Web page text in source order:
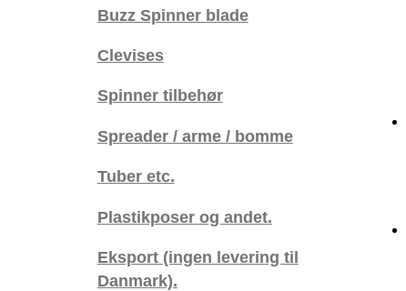
Buzz Spinner blade
Clevises
Spinner tilbehør
Spreader / arme / bomme
Tuber etc.
Plastikposer og andet.
Eksport (ingen levering til
Danmark).